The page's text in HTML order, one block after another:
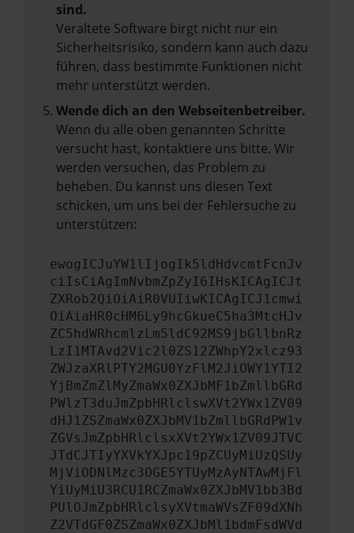
sind.
Veraltete Software birgt nicht nur ein
Sicherheitsrisiko, sondern kann auch dazu
führen, dass bestimmte Funktionen nicht
mehr unterstützt werden.
Wende dich an den Webseitenbetreiber.
Wenn du alle oben genannten Schritte
versucht hast, kontaktiere uns bitte. Wir
werden versuchen, das Problem zu
beheben. Du kannst uns diesen Text
schicken, um uns bei der Fehlersuche zu
unterstützen:
ewogICJuYW1lIjogIk5ldHdvcmtFcnJv
ciIsCiAgImNvbmZpZyI6IHsKICAgICJt
ZXRob2QiOiAiR0VUIiwKICAgICJ1cmwi
OiAiaHR0cHM6Ly9hcGkueC5ha3MtcHJv
ZC5hdWRhcmlzLm5ldC92MS9jbGllbnRz
LzI1MTAvd2Vic2l0ZS12ZWhpY2xlcz93
ZWJzaXRlPTY2MGU0YzFlM2JiOWY1YTI2
YjBmZmZlMyZmaWx0ZXJbMF1bZmllbGRd
PWlzT3duJmZpbHRlclswXVt2YWx1ZV09
dHJ1ZSZmaWx0ZXJbMV1bZmllbGRdPW1v
ZGVsJmZpbHRlclsxXVt2YWx1ZV09JTVC
JTdCJTIyYXVkYXJpc19pZCUyMiUzQSUy
MjViODNlMzc3OGE5YTUyMzAyNTAwMjFl
YiUyMiU3RCU1RCZmaWx0ZXJbMV1bb3Bd
PUlOJmZpbHRlclsyXVtmaWVsZF09dXNh
Z2VTdGF0ZSZmaWx0ZXJbMl1bdmFsdWVd